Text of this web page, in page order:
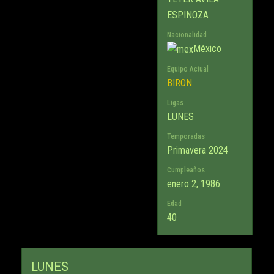
ESPINOZA
Nacionalidad
México
Equipo Actual
BIRON
Ligas
LUNES
Temporadas
Primavera 2024
Cumpleaños
enero 2, 1986
Edad
40
LUNES